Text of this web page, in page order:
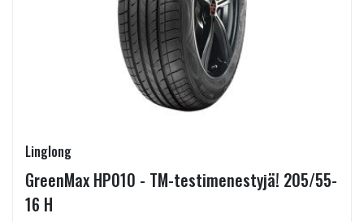
Linglong
GreenMax HP010 - TM-testimenestyjä! 205/55-
16 H